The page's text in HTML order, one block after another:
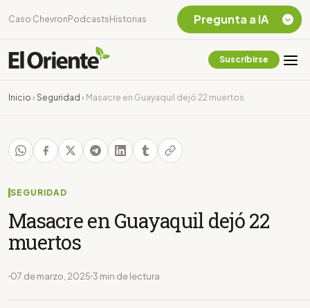
Caso Chevron Podcasts Historias
Suscribirse
Inicio › Seguridad › Masacre en Guayaquil dejó 22 muertos
SEGURIDAD
Masacre en Guayaquil dejó 22
muertos
07 de marzo, 2025 3 min de lectura
Pregunta a IA
Chevron Ecuador